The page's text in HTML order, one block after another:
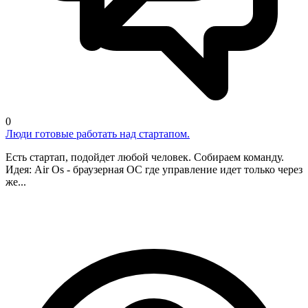
0
Люди готовые работать над стартапом.
Есть стартап, подойдет любой человек. Собираем команду.
Идея: Air Os - браузерная OC где управление идет только через
же...